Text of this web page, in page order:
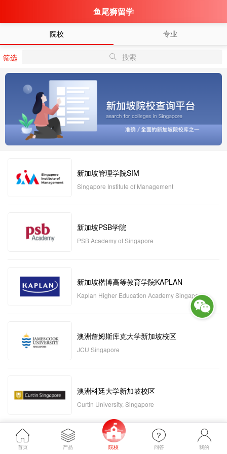
鱼尾狮留学
院校 专业
筛选 搜索
新加坡管理学院SIM
Singapore Institute of Management
新加坡PSB学院
PSB Academy of Singapore
新加坡楷博高等教育学院KAPLAN
Kaplan Higher Education Academy Singapore
澳洲詹姆斯库克大学新加坡校区
JCU Singapore
澳洲科廷大学新加坡校区
Curtin University, Singapore
新加坡管理发展学院MDIS
首页 产品 院校 问答 我的